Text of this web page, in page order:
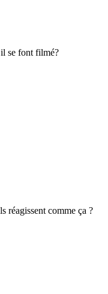
se font filmé?
réagissent comme ça ?